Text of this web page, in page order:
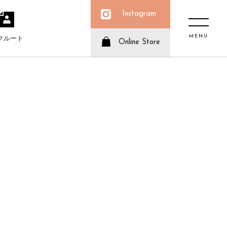
ルート
Instagram
Online Store
MENU